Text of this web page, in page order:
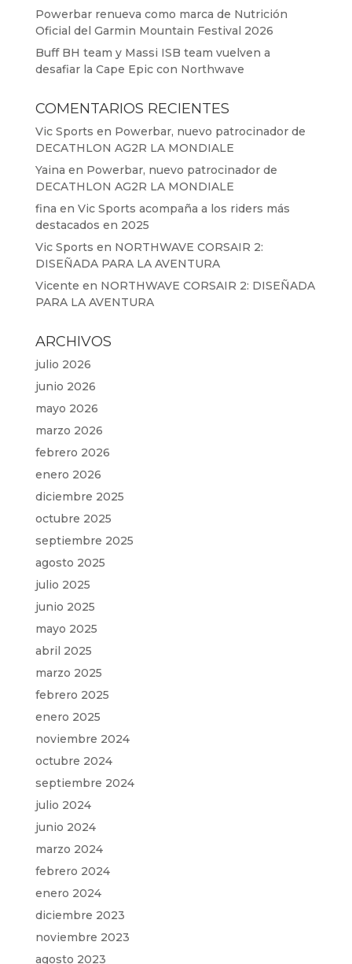
Powerbar renueva como marca de Nutrición
Oficial del Garmin Mountain Festival 2026
Buff BH team y Massi ISB team vuelven a
desafiar la Cape Epic con Northwave
COMENTARIOS RECIENTES
Vic Sports en Powerbar, nuevo patrocinador de
DECATHLON AG2R LA MONDIALE
Yaina en Powerbar, nuevo patrocinador de
DECATHLON AG2R LA MONDIALE
fina en Vic Sports acompaña a los riders más
destacados en 2025
Vic Sports en NORTHWAVE CORSAIR 2:
DISEÑADA PARA LA AVENTURA
Vicente en NORTHWAVE CORSAIR 2: DISEÑADA
PARA LA AVENTURA
ARCHIVOS
julio 2026
junio 2026
mayo 2026
marzo 2026
febrero 2026
enero 2026
diciembre 2025
octubre 2025
septiembre 2025
agosto 2025
julio 2025
junio 2025
mayo 2025
abril 2025
marzo 2025
febrero 2025
enero 2025
noviembre 2024
octubre 2024
septiembre 2024
julio 2024
junio 2024
marzo 2024
febrero 2024
enero 2024
diciembre 2023
noviembre 2023
agosto 2023